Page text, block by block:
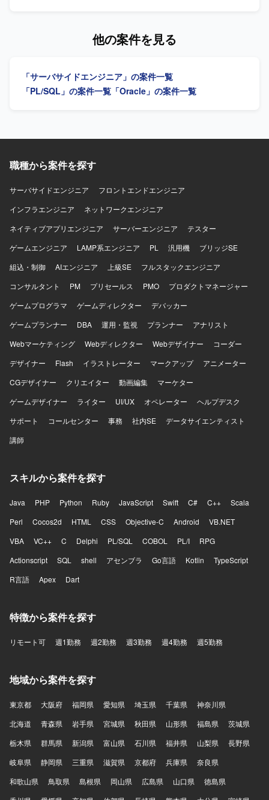
アドプロシージャおよびSQLを中心としたDB開発環境に加
作業をご担当いただきます。 現行システムおよび新基盤の
ていただきます。 指示や仕様に基づき、データ抽出・変
換・登録のためのSQLクエリの作成・修正、データクレン
抽出・報告を行っていただきます。 移行タイムチャートに
業、手順書に沿った運用立ち会い、実行時のエラーログ確
認や発生課題の一次切り分け・報告もご担当いただきま
す。 【求める人物像】 データ構造やテーブル設計を正確に
理解しながら粘り強く検証作業を進められる方を求めてお
ります。 リーダーや設計担当とコミュニケーションを取り
められる方が望ましいです。 【ポジションの魅力】 複数シ
ステムを対象とした大規模なデータ移行プロジェクトに参
て、データ移行やSQL実装に関する実務経験を幅広く積む
ことができます。 データマッピング、移行実装、検証、移
行本番対応まで一連の工程に携わることで、データ移行プ
ロジェクト全体の流れを理解できるポジションです。 【開
を中心とした環境になります。
他の案件を見る
「サーバサイドエンジニア」の案件一覧
「PL/SQL」の案件一覧 「Oracle」の案件一覧
職種から案件を探す
サーバサイドエンジニア
フロントエンドエンジニア
インフラエンジニア
ネットワークエンジニア
ネイティブアプリエンジニア
サーバーエンジニア
テスター
ゲームエンジニア
LAMP系エンジニア PL 汎用機
ブリッジSE
組込・制御
AIエンジニア 上級SE
フルスタックエンジニア
コンサルタント
PM プリセールス PMO
プロダクトマネージャー
ゲームプログラマ
ゲームディレクター
デバッカー
ゲームプランナー
DBA 運用・監視 プランナー
アナリスト
Webマーケティング
Webディレクター Webデザイナー
コーダー
デザイナー
Flash イラストレーター マークアップ
アニメーター
CGデザイナー
クリエイター 動画編集
マーケター
ゲームデザイナー
ライター UI/UX オペレーター
ヘルプデスク
サポート
コールセンター 事務 社内SE
データサイエンティスト
講師
スキルから案件を探す
Java PHP Python Ruby JavaScript Swift C# C++
Scala
Perl
Cocos2d HTML CSS Objective-C Android
VB.NET
VBA
VC++ C Delphi PL/SQL COBOL PL/I
RPG
Actionscript
SQL shell アセンブラ Go言語 Kotlin
TypeScript
R言語
Apex Dart
特徴から案件を探す
リモート可 週1勤務 週2勤務 週3勤務 週4勤務 週5勤務
地域から案件を探す
東京都 大阪府 福岡県 愛知県 埼玉県 千葉県
神奈川県
北海道
青森県 岩手県 宮城県 秋田県 山形県 福島県
茨城県
栃木県
群馬県 新潟県 富山県 石川県 福井県 山梨県
長野県
岐阜県
静岡県 三重県 滋賀県 京都府 兵庫県
奈良県
和歌山県
鳥取県 島根県 岡山県 広島県 山口県
徳島県